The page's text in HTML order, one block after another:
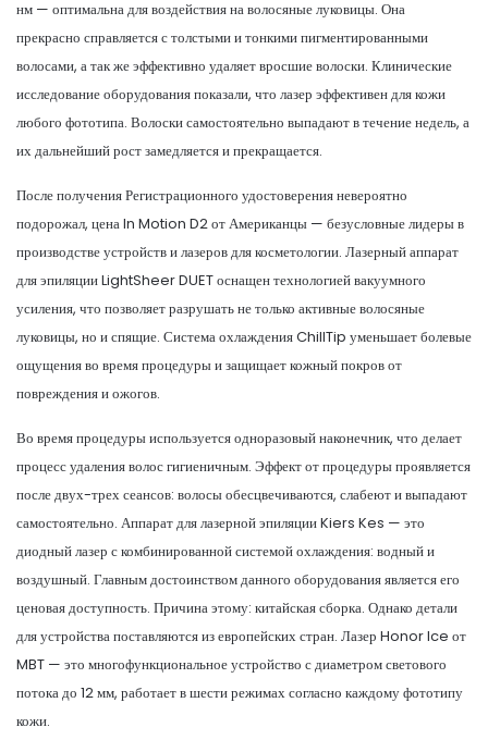
нм — оптимальна для воздействия на волосяные луковицы. Она
прекрасно справляется с толстыми и тонкими пигментированными
волосами, а так же эффективно удаляет вросшие волоски. Клинические
исследование оборудования показали, что лазер эффективен для кожи
любого фототипа. Волоски самостоятельно выпадают в течение недель, а
их дальнейший рост замедляется и прекращается.
После получения Регистрационного удостоверения невероятно
подорожал, цена In Motion D2 от Американцы — безусловные лидеры в
производстве устройств и лазеров для косметологии. Лазерный аппарат
для эпиляции LightSheer DUET оснащен технологией вакуумного
усиления, что позволяет разрушать не только активные волосяные
луковицы, но и спящие. Система охлаждения ChillTip уменьшает болевые
ощущения во время процедуры и защищает кожный покров от
повреждения и ожогов.
Во время процедуры используется одноразовый наконечник, что делает
процесс удаления волос гигиеничным. Эффект от процедуры проявляется
после двух-трех сеансов: волосы обесцвечиваются, слабеют и выпадают
самостоятельно. Аппарат для лазерной эпиляции Kiers Kes — это
диодный лазер с комбинированной системой охлаждения: водный и
воздушный. Главным достоинством данного оборудования является его
ценовая доступность. Причина этому: китайская сборка. Однако детали
для устройства поставляются из европейских стран. Лазер Honor Ice от
MBT — это многофункциональное устройство с диаметром светового
потока до 12 мм, работает в шести режимах согласно каждому фототипу
кожи.